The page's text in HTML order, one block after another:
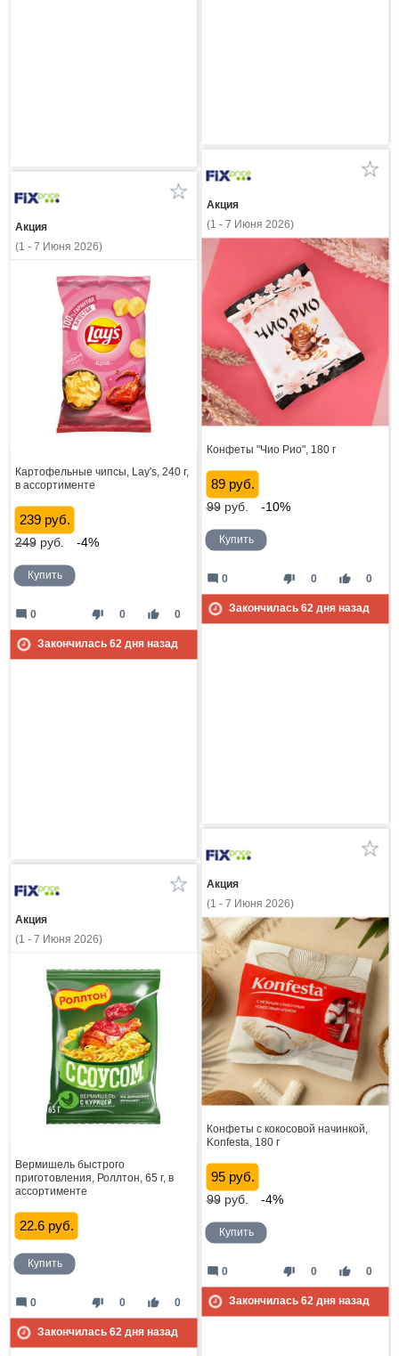
Акция
(1 - 7 Июня 2026)
Конфеты "Чио Рио", 180 г
89 руб.
99руб. -10%
Купить
thumb_down 0 thumb_up 0
mode_comment 0
Закончилась 62дня назад
Акция
(1 - 7 Июня 2026)
Картофельные чипсы, Lay's, 240 г,
в ассортименте
239 руб.
249руб. -4%
Купить
thumb_down 0 thumb_up 0
mode_comment 0
Закончилась 62дня назад
Акция
(1 - 7 Июня 2026)
Конфеты с кокосовой начинкой,
Konfesta, 180 г
95 руб.
99руб. -4%
Купить
thumb_down 0 thumb_up 0
mode_comment 0
Закончилась 62дня назад
Акция
(1 - 7 Июня 2026)
Вермишель быстрого
приготовления, Роллтон, 65 г, в
ассортименте
22.6 руб.
Купить
thumb_down 0 thumb_up 0
mode_comment 0
Закончилась 62дня назад